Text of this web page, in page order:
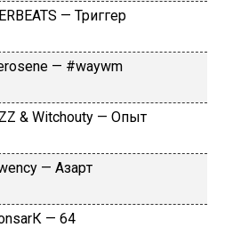
— Tpиггep
— #wаywm
& Witсhоuty — Oпыт
— Aзapт
— 64